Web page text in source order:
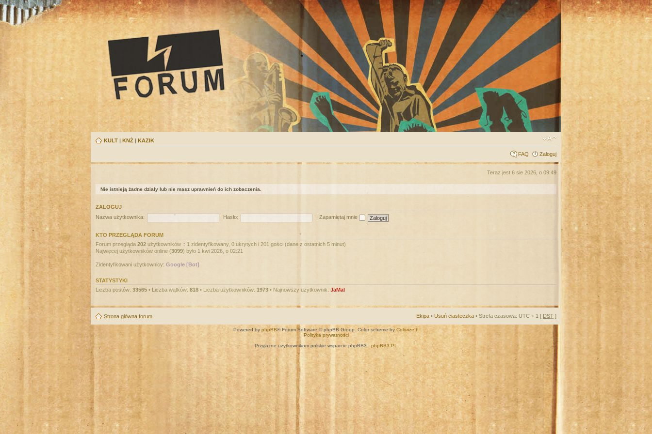
KULT | KNŻ | KAZIK
FAQ Zaloguj
Teraz jest 6 sie 2026, o 09:49
Nie istnieją żadne działy lub nie masz uprawnień do ich zobaczenia.
ZALOGUJ
Nazwa użytkownika:
Hasło: Zapamiętaj mnie
KTO PRZEGLĄDA FORUM
Forum przegląda 202 użytkowników :: 1 zidentyfikowany, 0 ukrytych i 201 gości (dane z ostatnich 5 minut)
Najwięcej użytkowników online (3099) było 1 kwi 2026, o 02:21
Zidentyfikowani użytkownicy: Google [Bot]
STATYSTYKI
Liczba postów: 33565 • Liczba wątków: 818 • Liczba użytkowników: 1973 • Najnowszy użytkownik: JaMal
Strona główna forum Ekipa • Usuń ciasteczka • Strefa czasowa: UTC + 1 [ DST ]
Powered by phpBB® Forum Software © phpBB Group. Color scheme by ColorizeIt!
Polityka prywatności
Przyjazne użytkownikom polskie wsparcie phpBB3 - phpBB3.PL